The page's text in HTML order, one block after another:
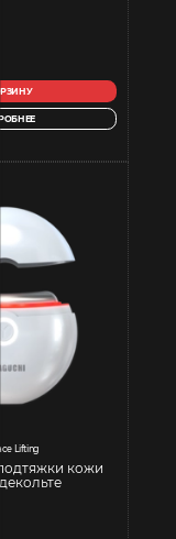
Lifting
кожи